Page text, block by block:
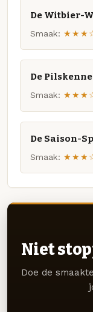
De Witbier-
Smaak:
De
Smaak:
De Saison-
Smaak:
Niet
Doe de